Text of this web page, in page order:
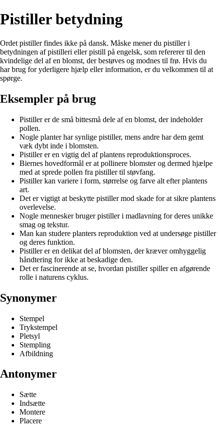
Pistiller betydning
Ordet pistiller findes ikke på dansk. Måske mener du pistiller i
betydningen af pistilleri eller pistill på engelsk, som refererer til den
kvindelige del af en blomst, der bestøves og modnes til frø. Hvis du
har brug for yderligere hjælp eller information, er du velkommen til at
spørge.
Eksempler på brug
Pistiller er de små bittesmå dele af en blomst, der indeholder
pollen.
Nogle planter har synlige pistiller, mens andre har dem gemt
væk dybt inde i blomsten.
Pistiller er en vigtig del af plantens reproduktionsproces.
Biernes hovedformål er at pollinere blomster og dermed hjælpe
med at sprede pollen fra pistiller til støvfang.
Pistiller kan variere i form, størrelse og farve alt efter plantens
art.
Det er vigtigt at beskytte pistiller mod skade for at sikre plantens
overlevelse.
Nogle mennesker bruger pistiller i madlavning for deres unikke
smag og tekstur.
Man kan studere planters reproduktion ved at undersøge pistiller
og deres funktion.
Pistiller er en delikat del af blomsten, der kræver omhyggelig
håndtering for ikke at beskadige den.
Det er fascinerende at se, hvordan pistiller spiller en afgørende
rolle i naturens cyklus.
Synonymer
Stempel
Trykstempel
Pletsyl
Stempling
Afbildning
Antonymer
Sætte
Indsætte
Montere
Placere